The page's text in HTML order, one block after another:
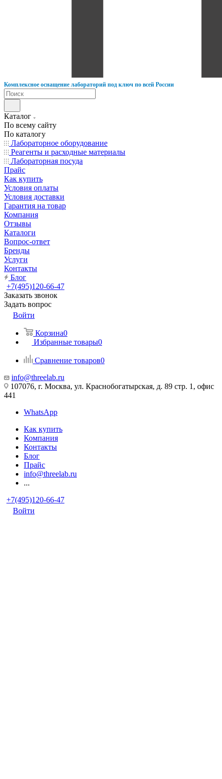
Комплексное оснащение лабораторий под ключ по всей России
Каталог
По всему сайту
По каталогу
Лабораторное оборудование
Реагенты и расходные материалы
Лабораторная посуда
Прайс
Как купить
Условия оплаты
Условия доставки
Гарантия на товар
Компания
Отзывы
Каталоги
Вопрос-ответ
Бренды
Услуги
Контакты
Блог
+7(495)120-66-47
Заказать звонок
Задать вопрос
Войти
Корзина0
Избранные товары0
Сравнение товаров0
info@threelab.ru
107076, г. Москва, ул. Краснобогатырская, д. 89 стр. 1, офис
441
WhatsApp
Как купить
Компания
Контакты
Блог
Прайс
info@threelab.ru
...
+7(495)120-66-47
Войти